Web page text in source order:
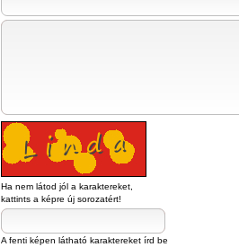
Ha nem látod jól a karaktereket,
kattints a képre új sorozatért!
A fenti képen látható karaktereket írd be